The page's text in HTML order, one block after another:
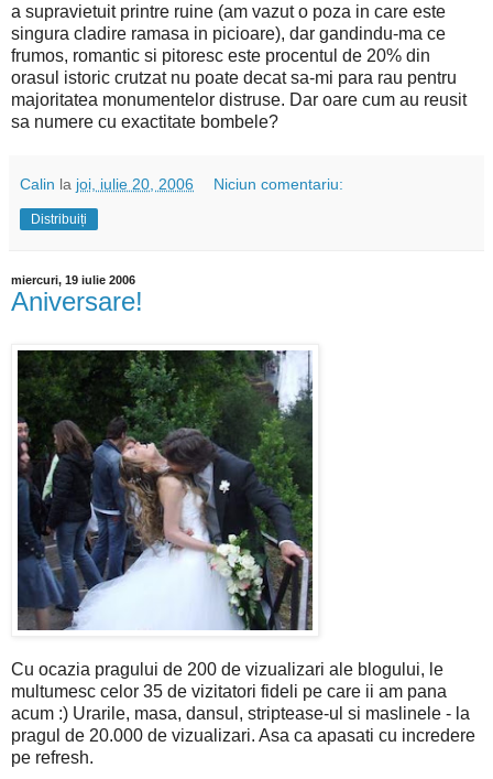
a supravietuit printre ruine (am vazut o poza in care este
singura cladire ramasa in picioare), dar gandindu-ma ce
frumos, romantic si pitoresc este procentul de 20% din
orasul istoric crutzat nu poate decat sa-mi para rau pentru
majoritatea monumentelor distruse. Dar oare cum au reusit
sa numere cu exactitate bombele?
Calin la joi, iulie 20, 2006 Niciun comentariu:
Distribuiți
miercuri, 19 iulie 2006
Aniversare!
Cu ocazia pragului de 200 de vizualizari ale blogului, le
multumesc celor 35 de vizitatori fideli pe care ii am pana
acum :) Urarile, masa, dansul, striptease-ul si maslinele - la
pragul de 20.000 de vizualizari. Asa ca apasati cu incredere
pe refresh.